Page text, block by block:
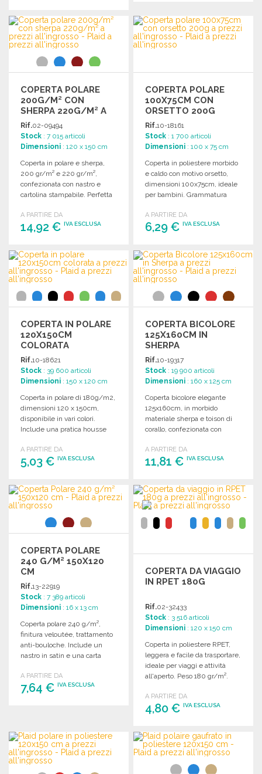
ORDINARE
Richiedi un preventivo
Richiedi un preventivo
COPERTA POLARE
200G/M² CON
SHERPA 220G/M² A
PREZZI
ALL'INGROSSO
Rif.02-09494
Stock : 7 015 articoli
Dimensioni : 120 x 150 cm
Coperta in polare e sherpa,
200 gr/m² e 220 gr/m²,
confezionata con nastro e
cartolina stampabile. Perfetta
A PARTIRE DA
14,92 € IVA ESCLUSA
ORDINARE
Richiedi un preventivo
COPERTA POLARE
100X75CM CON
ORSETTO 200G
Rif.10-18161
Stock : 1 700 articoli
Dimensioni : 100 x 75 cm
Coperta in poliestere morbido
e caldo con motivo orsetto,
dimensioni 100x75cm, ideale
per bambini. Grammatura
A PARTIRE DA
6,29 €IVA ESCLUSA
ORDINARE
Richiedi un preventivo
COPERTA IN POLARE
120X150CM
COLORATA
Rif.10-18621
Stock : 39 600 articoli
Dimensioni : 150 x 120 cm
Coperta in polare di 180g/m2,
dimensioni 120 x 150cm,
disponibile in vari colori.
Include una pratica housse
A PARTIRE DA
5,03 € IVA ESCLUSA
ORDINARE
Richiedi un preventivo
COPERTA BICOLORE
125X160CM IN
SHERPA
Rif.10-19317
Stock : 19 900 articoli
Dimensioni : 160 x 125 cm
Coperta bicolore elegante
125x160cm, in morbido
materiale sherpa e toison di
corallo, confezionata con
presentazione.
A PARTIRE DA
11,81 €IVA ESCLUSA
ORDINARE
Richiedi un preventivo
COPERTA POLARE
240 G/M² 150X120
CM
Rif.13-22919
Stock : 7 389 articoli
Dimensioni : 16 x 13 cm
Coperta polare 240 g/m²,
finitura veloutée, trattamento
anti-bouloche. Include un
nastro in satin e una carta
mm.
A PARTIRE DA
7,64 € IVA ESCLUSA
Richiedi un preventivo
COPERTA DA VIAGGIO
IN RPET 180G
Rif.02-32433
Stock : 3 516 articoli
Dimensioni : 120 x 150 cm
Coperta in poliestere RPET,
leggera e facile da trasportare,
ideale per viaggi e attività
all'aperto. Peso 180 gr/m².
A PARTIRE DA
4,80 €IVA ESCLUSA
ORDINARE
Richiedi un preventivo